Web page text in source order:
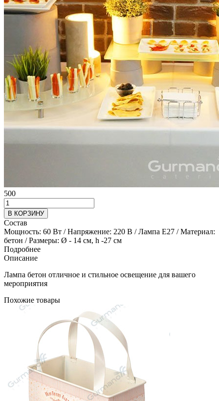
500
В КОРЗИНУ
Состав
Мощность: 60 Вт / Напряжение: 220 В / Лампа Е27 / Материал:
бетон / Размеры: Ø - 14 см, h -27 см
Подробнее
Описание
Лампа бетон отличное и стильное освещение для вашего
мероприятия
Похожие товары